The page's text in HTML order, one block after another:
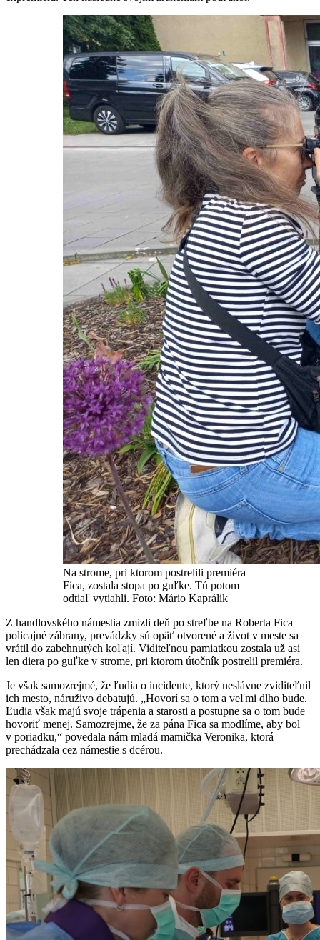
Na strome, pri ktorom postrelili premiéra
Fica, zostala stopa po guľke. Tú potom
odtiaľ vytiahli. Foto: Mário Kaprálik
Z handlovského námestia zmizli deň po streľbe na Roberta Fica
policajné zábrany, prevádzky sú opäť otvorené a život v meste sa
vrátil do zabehnutých koľají. Viditeľnou pamiatkou zostala už asi
len diera po guľke v strome, pri ktorom útočník postrelil premiéra.
Je však samozrejmé, že ľudia o incidente, ktorý neslávne zviditeľnil
ich mesto, náruživo debatujú. „Hovorí sa o tom a veľmi dlho bude.
Ľudia však majú svoje trápenia a starosti a postupne sa o tom bude
hovoriť menej. Samozrejme, že za pána Fica sa modlíme, aby bol
v poriadku,“ povedala nám mladá mamička Veronika, ktorá
prechádzala cez námestie s dcérou.